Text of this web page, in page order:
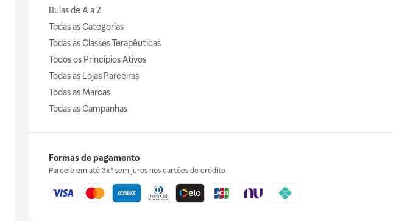
Bulas de A a Z
Todas as Categorias
Todas as Classes Terapêuticas
Todos os Princípios Ativos
Todas as Lojas Parceiras
Todas as Marcas
Todas as Campanhas
Formas de pagamento
Parcele em até 3x* sem juros nos cartões de crédito